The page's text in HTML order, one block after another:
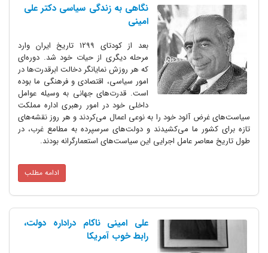
نگاهی به زندگی سیاسی دکتر علی
امینی
بعد از کودتای ۱۲۹۹ تاریخ ایران وارد
مرحله دیگری از حیات خود شد. دوره‌ای
که هر روزش نمایانگر دخالت‌ ابرقدرت‌ها در
امور سیاسی، اقتصادی و فرهنگی ما بوده
است. قدرت‌های جهانی به وسیله عوامل
داخلی خود در امور رهبری اداره مملکت
سیاست‌های غرض آلود خود را به نوعی اعمال می‌کردند و هر روز نقشه‌های
تازه برای کشور ما می‌کشیدند و دولت‌های سرسپرده به مطامع غرب، در
طول تاریخ معاصر عامل اجرایی این سیاست‌های استعمارگرانه بودند.
ادامه مطلب
علی امینی ناکام دراداره دولت،
رابط خوب آمریکا